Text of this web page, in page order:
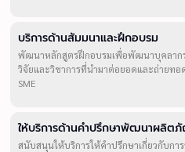
บริการด้านสัมมนาและฝึกอบรม
พัฒนาหลักสูตรฝึกอบรมเพื่อพัฒนาบุคลาก
วิจัยและวิชาการที่นำมาต่อยอดและถ่ายท
SME
ให้บริการด้านคำปรึกษาพัฒนาผลิต
สนับสนุนให้บริการให้คำปรึกษาเกี่ยวกับ